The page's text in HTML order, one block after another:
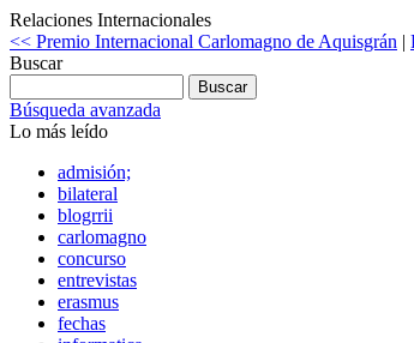
Relaciones Internacionales
<< Premio Internacional Carlomagno de Aquisgrán |
Buscar
Búsqueda avanzada
Lo más leído
admisión;
bilateral
blogrrii
carlomagno
concurso
entrevistas
erasmus
fechas